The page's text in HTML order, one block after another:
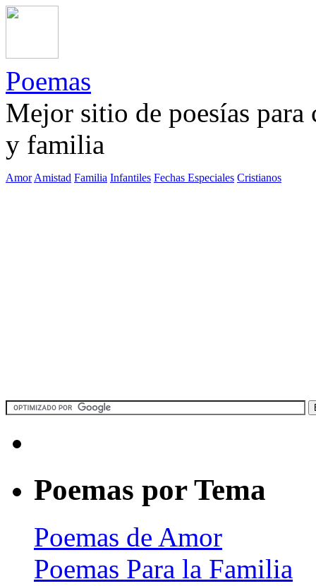
Poemas
Mejor sitio de poesías
y familia
Amor Amistad Familia Infantiles Fechas Especiales Cristianos
Poemas por Tema
Poemas de Amor
Poemas Para la Familia